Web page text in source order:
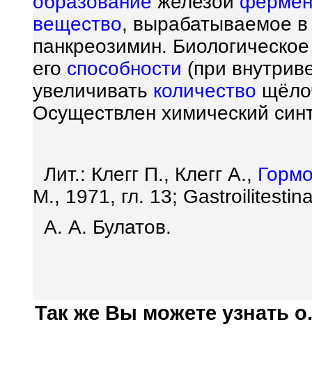
вещество, вырабатываемое
панкреозимин.
его способности (при
увеличивать количество
Осуществлен химический
Лит.: Клегг П., Клегг А.,
М., 1971, гл. 13;
А. А. Булатов.
Так же Вы можете узнать